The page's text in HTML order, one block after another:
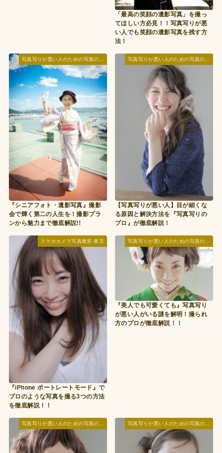
「最高の笑顔の遺影写真」を撮っ
てほしい方必見！！写真写りが悪
い人でも笑顔の遺影写真を残す方
法！
『シニアフォト・遺影写真』撮影
会で輝く第二の人生を！撮影プラ
ンから魅力まで徹底解説!!
【写真写りが悪い人】目が細くな
る原因と解決方法を『写真写りの
プロ』が徹底解説！
スマホカメラ写真教室-東京
『iPhone ポートレートモード』で
プロのような写真を撮る3つの方法
を徹底解説！！
写真写りが悪い人のための写真の撮られ方レッスン
『美人でも可愛くても』写真写り
が悪い人がいる謎を解明！撮られ
方のプロが徹底解説！！
写真写りが悪い人のための写真の撮られ方レッスン 写真写りが悪い人のための写真の撮られ方レッスン